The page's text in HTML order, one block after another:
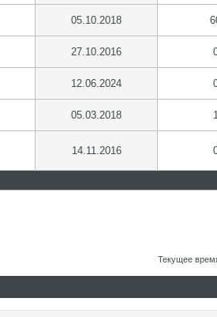
05.10.2018
27.10.2016
12.06.2024
05.03.2018
14.11.2016
Текущее